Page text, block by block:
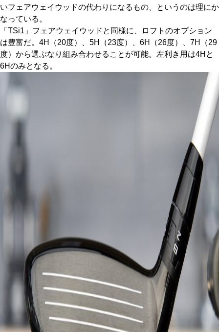
いフェアウェイウッドの代わりになるもの、というのは理にか
なっている。
「TSi1」フェアウェイウッドと同様に、ロフトのオプション
は豊富だ。4H（20度）、5H（23度）、6H（26度）、7H（29
度）から選ぶなり組み合わせることが可能。左利き用は4Hと
6Hのみとなる。